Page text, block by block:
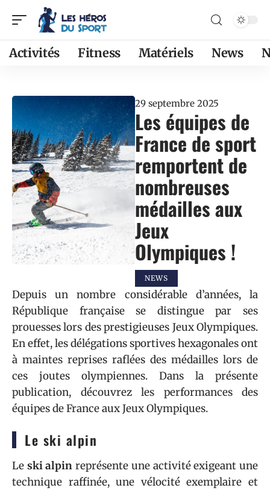
Activités Fitness Matériels News
29 septembre 2025
Les équipes de
France de sport
remportent de
nombreuses
médailles aux
Jeux
Olympiques !
NEWS
Depuis un nombre considérable d’années, la
République française se distingue par ses
prouesses lors des prestigieuses Jeux Olympiques.
En effet, les délégations sportives hexagonales ont
à maintes reprises raflées des médailles lors de
ces joutes olympiennes. Dans la présente
publication, découvrez les performances des
équipes de France aux Jeux Olympiques.
Le ski alpin
Le ski alpin représente une activité exigeant une
technique raffinée, une vélocité exemplaire et